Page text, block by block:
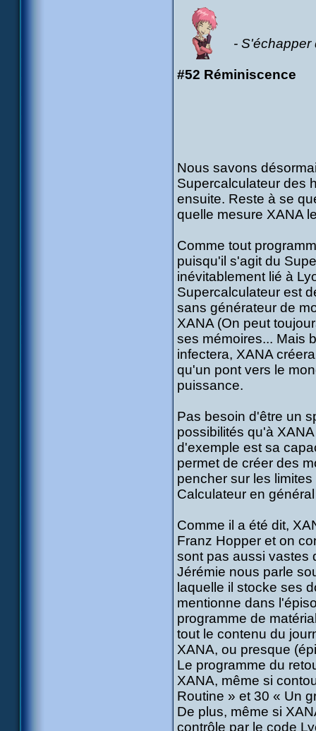
- S'échapper
#52 Réminiscence
Nous savons
Supercalculateur des
ensuite. Reste à se
quelle mesure XANA
Comme tout
puisqu'il s'agit du
inévitablement lié à
Supercalculateur est
sans générateur de
XANA (On peut
ses mémoires... Mais
infectera, XANA
qu'un pont vers le
puissance.
Pas besoin d'être un
possibilités qu'à
d'exemple est sa
permet de créer des
pencher sur les
Calculateur en
Comme il a été dit,
Franz Hopper et on
sont pas aussi vastes
Jérémie nous parle
laquelle il stocke ses
mentionne dans
programme de
tout le contenu du
XANA, ou presque
Le programme du
XANA, même si
Routine » et 30 « Un
De plus, même si
contrôle par le code